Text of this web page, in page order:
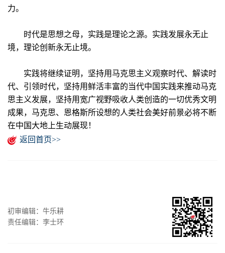
力。
时代是思想之母，实践是理论之源。实践发展永无止
境，理论创新永无止境。
实践将继续证明，坚持用马克思主义观察时代、解读时
代、引领时代，坚持用鲜活丰富的当代中国实践来推动马克
思主义发展，坚持用宽广视野吸收人类创造的一切优秀文明
成果，马克思、恩格斯所设想的人类社会美好前景必将不断
在中国大地上生动展现！
返回首页>>
初审编辑：牛乐耕
责任编辑：李士环